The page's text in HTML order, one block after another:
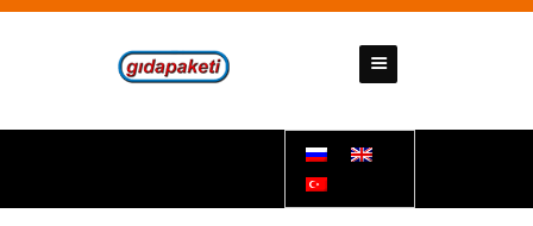
GIDAPAKETI
ДОМАШНЯЯ СТРАНИЦА
О НАС